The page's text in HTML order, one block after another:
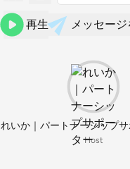
再生 メッセー
れいか｜パートナーシップ
Host